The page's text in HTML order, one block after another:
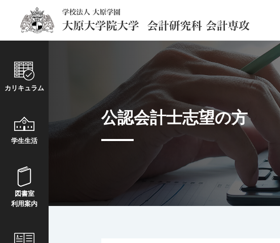
カリキュラム
学生生活
図書室
利用案内
公認会計士志望の方